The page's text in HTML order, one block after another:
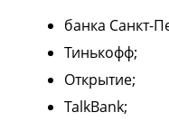
банка Санкт-
Тинькофф;
Открытие;
TalkBank;